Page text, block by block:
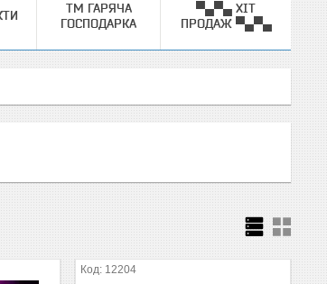
ТМ ГАРЯЧА
ГОСПОДАРКА
▀▄▀▄ ХІТ
ПРОДАЖ ▀▄▀▄
12204